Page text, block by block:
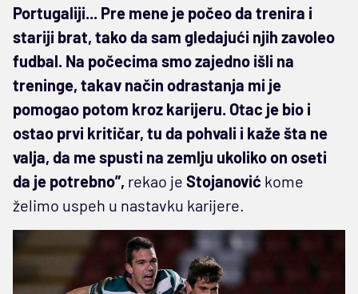
Portugaliji... Pre mene je počeo da trenira i
stariji brat, tako da sam gledajući njih zavoleo
fudbal. Na počecima smo zajedno išli na
treninge, takav način odrastanja mi je
pomogao potom kroz karijeru. Otac je bio i
ostao prvi kritičar, tu da pohvali i kaže šta ne
valja, da me spusti na zemlju ukoliko on oseti
da je potrebno”, rekao je Stojanović kome
želimo uspeh u nastavku karijere.